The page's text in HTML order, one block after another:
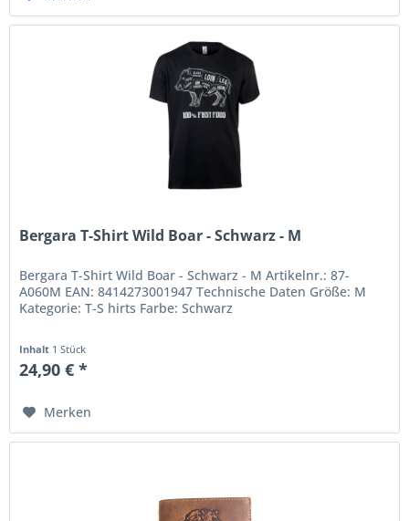
Bergara T-Shirt Wild Boar - Schwarz - M
Bergara T-Shirt Wild Boar - Schwarz - M Artikelnr.: 87-
A060M EAN: 8414273001947 Technische Daten Größe: M
Kategorie: T-S hirts Farbe: Schwarz
Inhalt 1 Stück
24,90 € *
Merken